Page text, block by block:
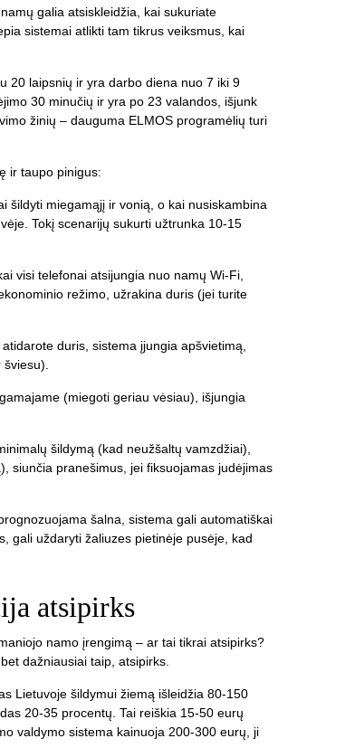
galia atsiskleidžia, kai sukuriate
sistemai atlikti tam tikrus veiksmus, kai
20 laipsnių ir yra darbo diena nuo 7 iki 9
30 minučių ir yra po 23 valandos, išjunk
žinių – dauguma ELMOS programėlių turi
ir taupo pinigus:
šildyti miegamąjį ir vonią, o kai nusiskambina
Tokį scenarijų sukurti užtrunka 10-15
visi telefonai atsijungia nuo namų Wi-Fi,
režimo, užrakina duris (jei turite
duris, sistema įjungia apšvietimą,
(miegoti geriau vėsiau), išjungia
šildymą (kad neužšaltų vamzdžiai),
siunčia pranešimus, jei fiksuojamas judėjimas
šalna, sistema gali automatiškai
gali uždaryti žaliuzes pietinėje pusėje, kad
atsipirks
namo įrengimą – ar tai tikrai atsipirks?
dažniausiai taip, atsipirks.
Lietuvoje šildymui žiemą išleidžia 80-150
20-35 procentų. Tai reiškia 15-50 eurų
valdymo sistema kainuoja 200-300 eurų, ji